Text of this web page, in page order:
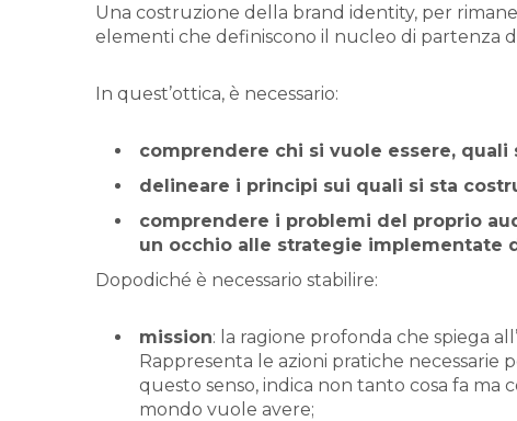
Una costruzione della brand identity, per
elementi che definiscono il nucleo di partenza
In quest’ottica, è necessario:
comprendere chi si vuole essere,
delineare i principi sui quali si sta
comprendere i problemi del proprio
un occhio alle strategie implementate
Dopodiché è necessario stabilire:
mission: la ragione profonda che spiega
Rappresenta le azioni pratiche necessarie
questo senso, indica non tanto cosa fa ma
mondo vuole avere;